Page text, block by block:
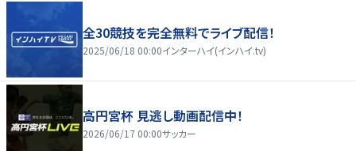
全30競技を完全無料でライブ配信！
2025/06/18 00:00インターハイ(インハイ.tv)
高円宮杯 見逃し動画配信中！
2026/06/17 00:00サッカー